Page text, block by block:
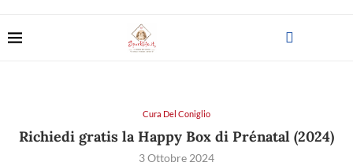
Cura Del Coniglio
Richiedi gratis la Happy Box di Prénatal (2024)
3 Ottobre 2024